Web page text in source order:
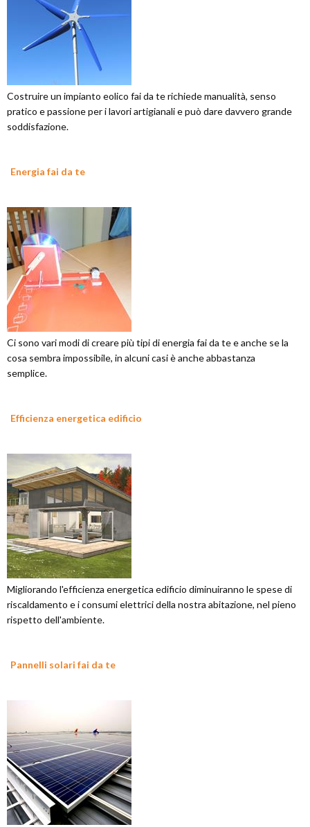
Costruire un impianto eolico fai da te richiede manualità, senso
pratico e passione per i lavori artigianali e può dare davvero grande
soddisfazione.
Energia fai da te
Ci sono vari modi di creare più tipi di energia fai da te e anche se la
cosa sembra impossibile, in alcuni casi è anche abbastanza
semplice.
Efficienza energetica edificio
Migliorando l'efficienza energetica edificio diminuiranno le spese di
riscaldamento e i consumi elettrici della nostra abitazione, nel pieno
rispetto dell'ambiente.
Pannelli solari fai da te